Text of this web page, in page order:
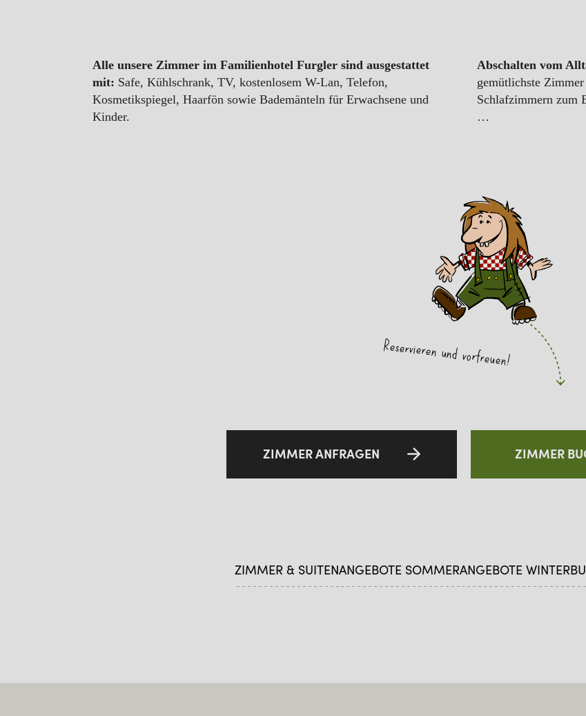
Alle unsere Zimmer im Familienhotel Furgler sind ausgestattet
mit: Safe, Kühlschrank, TV, kostenlosem W-Lan, Telefon,
Kosmetikspiegel, Haarfön sowie Bademänteln für Erwachsene und
Kinder.
Abschalten vom
gemütlichste
Schlafzimmern zum
…
Reservieren und vorfreuen!
ZIMMER ANFRAGEN ZIMMER
ZIMMER & SUITENANGEBOTE SOMMERANGEBOTE WINTER